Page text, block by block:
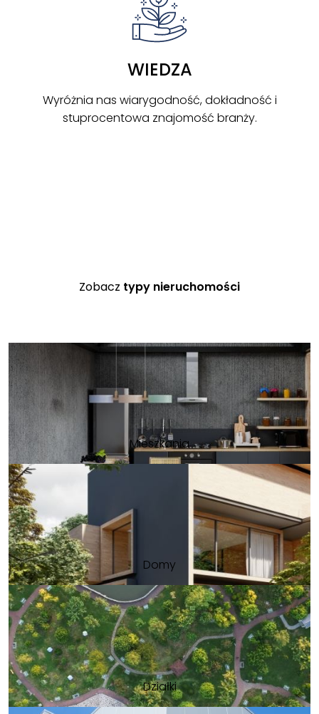
WIEDZA
Wyróżnia nas wiarygodność, dokładność i
stuprocentowa znajomość branży.
Zobacz typy nieruchomości
Mieszkania
Domy
Działki